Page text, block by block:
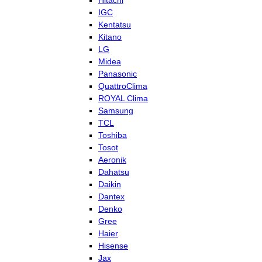
IGC
Kentatsu
Kitano
LG
Midea
Panasonic
QuattroClima
ROYAL Clima
Samsung
TCL
Toshiba
Tosot
Aeronik
Dahatsu
Daikin
Dantex
Denko
Gree
Haier
Hisense
Jax